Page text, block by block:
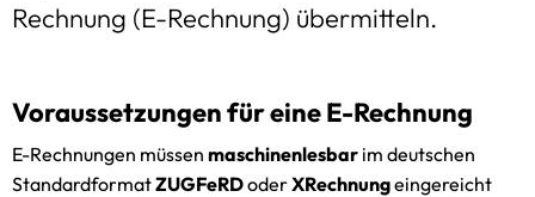
Gleichstellung
Satzungen des Amtes
Sitzungstermine
Beratungsangebote
Gaststätten
Rechnung (E-Rechnung) übermitteln.
Voraussetzungen für eine E-Rechnung
E-Rechnungen müssen maschinenlesbar im deutschen
StandardformatZUGFeRDoderXRechnungeingereicht